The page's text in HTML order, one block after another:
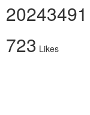
20243491
723 Likes